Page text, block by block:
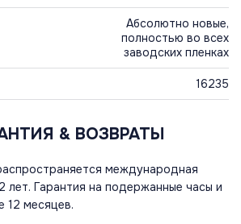
Абсолютно новые,
полностью во всех
заводских пленках
16235
& ВОЗВРАТЫ
международная
лет. Гарантия на подержанные часы и
12 месяцев.